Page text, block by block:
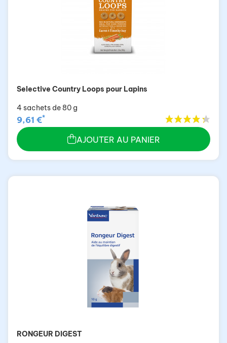
Selective Country Loops pour Lapins
4 sachets de 80 g
9,61 €*
AJOUTER AU PANIER
RONGEUR DIGEST